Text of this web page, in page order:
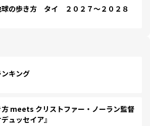
の歩き方 タイ ２０２７～２０２８
キング
meets クリストファー・ノーラン監督
ュッセイア』